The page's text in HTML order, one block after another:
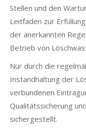
Stellen und den
Leitfaden zur
der anerkannten
Betrieb von
Nur durch die
Instandhaltung der
verbundenen
Qualitätssicherung
sichergestellt.